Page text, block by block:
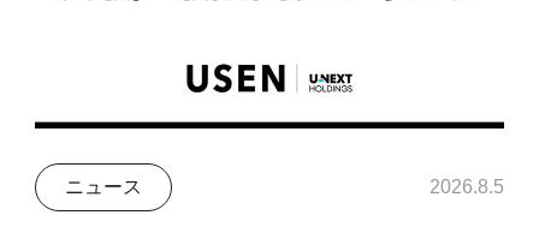
ニュース 2026.8.5